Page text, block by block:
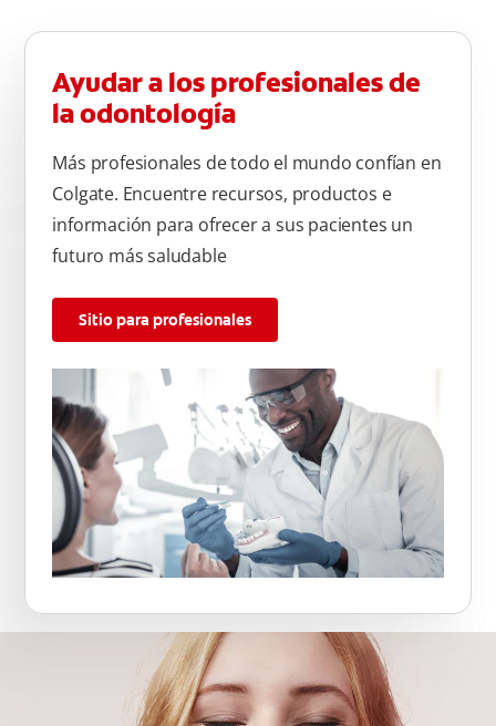
Ayudar a los profesionales de
la odontología
Más profesionales de todo el mundo confían en
Colgate. Encuentre recursos, productos e
información para ofrecer a sus pacientes un
futuro más saludable
Sitio para profesionales